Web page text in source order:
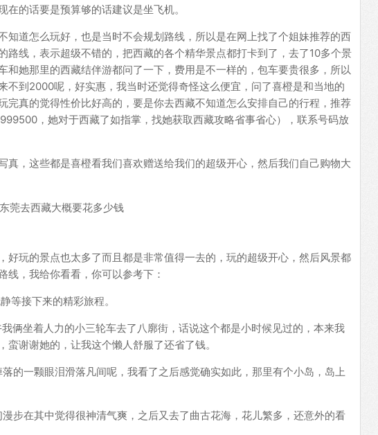
的话要是预算够的话建议是坐飞机。
知道怎么玩好，也是当时不会规划路线，所以是在网上找了个姐妹推荐的西
线，表示超级不错的，把西藏的各个精华景点都打卡到了，去了10多个景
和她那里的西藏结伴游都问了一下，费用是不一样的，包车要贵很多，所以
不到2000呢，好实惠，我当时还觉得奇怪这么便宜，问了喜橙是和当地的
完真的觉得性价比好高的，要是你去西藏不知道怎么安排自己的行程，推荐
，她对于西藏了如指掌，找她获取西藏攻略省事省心），联系号码放
，这些都是喜橙看我们喜欢赠送给我们的超级开心，然后我们自己购物大
好玩的景点也太多了而且都是非常值得一去的，玩的超级开心，然后风景都
线，我给你看看，你可以参考下：
等接下来的精彩旅程。
俩坐着人力的小三轮车去了八廓街，话说这个都是小时候见过的，本来我
谢谢她的，让我这个懒人舒服了还省了钱。
的一颗眼泪滑落凡间呢，我看了之后感觉确实如此，那里有个小岛，岛上
步在其中觉得很神清气爽，之后又去了曲古花海，花儿繁多，还意外的看